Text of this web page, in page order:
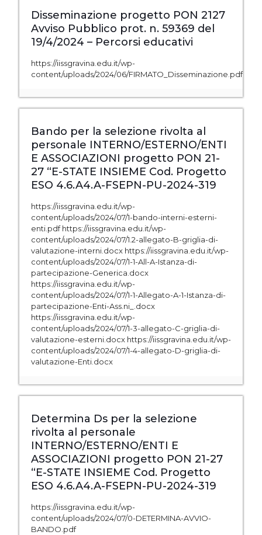
Disseminazione progetto PON 2127
Avviso Pubblico prot. n. 59369 del
19/4/2024 – Percorsi educativi
https://iissgravina.edu.it/wp-
content/uploads/2024/06/FIRMATO_Disseminazione.pdf
Bando per la selezione rivolta al
personale INTERNO/ESTERNO/ENTI
E ASSOCIAZIONI progetto PON 21-
27 “E-STATE INSIEME Cod. Progetto
ESO 4.6.A4.A-FSEPN-PU-2024-319
https://iissgravina.edu.it/wp-
content/uploads/2024/07/1-bando-interni-esterni-
enti.pdf https://iissgravina.edu.it/wp-
content/uploads/2024/07/1.2-allegato-B-griglia-di-
valutazione-interni.docx https://iissgravina.edu.it/wp-
content/uploads/2024/07/1-1-All-A-Istanza-di-
partecipazione-Generica.docx
https://iissgravina.edu.it/wp-
content/uploads/2024/07/1-1-Allegato-A-1-Istanza-di-
partecipazione-Enti-Ass.ni_.docx
https://iissgravina.edu.it/wp-
content/uploads/2024/07/1-3-allegato-C-griglia-di-
valutazione-esterni.docx https://iissgravina.edu.it/wp-
content/uploads/2024/07/1-4-allegato-D-griglia-di-
valutazione-Enti.docx
Determina Ds per la selezione
rivolta al personale
INTERNO/ESTERNO/ENTI E
ASSOCIAZIONI progetto PON 21-27
“E-STATE INSIEME Cod. Progetto
ESO 4.6.A4.A-FSEPN-PU-2024-319
https://iissgravina.edu.it/wp-
content/uploads/2024/07/0-DETERMINA-AVVIO-
BANDO.pdf